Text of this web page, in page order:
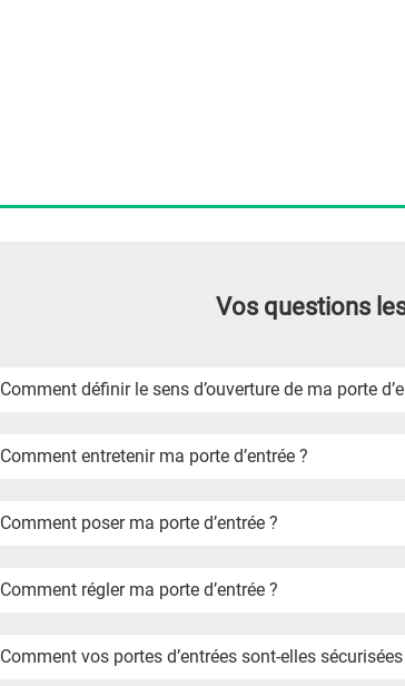
Vos questions
Comment définir le sens d’ouverture de
Comment entretenir ma porte d’entrée ?
Comment poser ma porte d’entrée ?
Comment régler ma porte d’entrée ?
Comment vos portes d’entrées sont-elles sécurisées